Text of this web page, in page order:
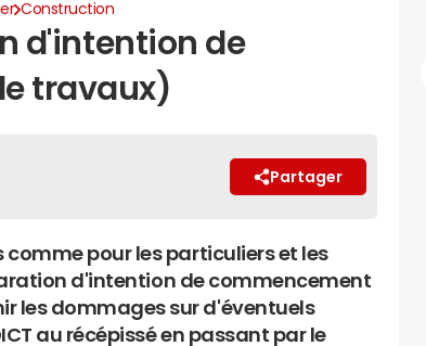
Construction
d'intention de
travaux)
Partager
pour les particuliers et les
d'intention de commencement
les dommages sur d'éventuels
au récépissé en passant par le